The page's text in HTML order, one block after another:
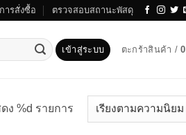
ารสั่งซื้อ ตรวจสอบสถานะพัสดุ
เข้าสู่ระบบ ตะกร้าสินค้า /0
ง %d รายการ